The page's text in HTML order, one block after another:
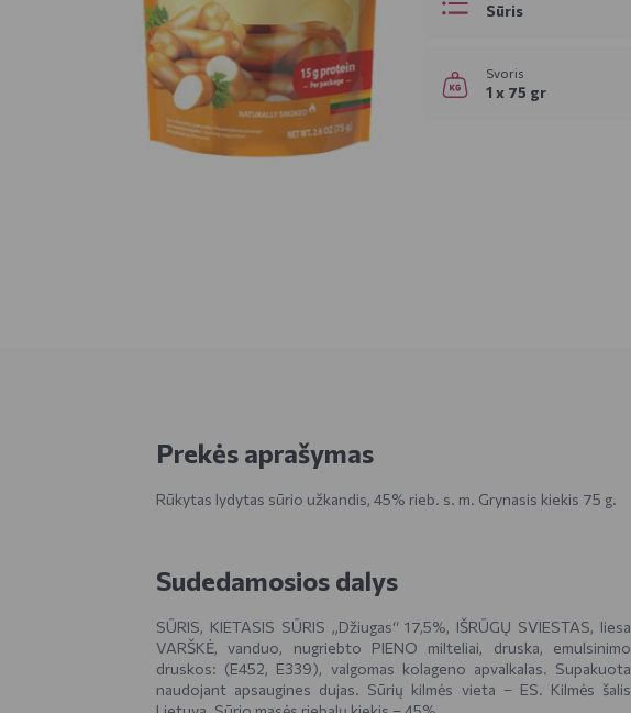
Sūris
Svoris
1 x 75 gr
Prekės aprašymas
Rūkytas lydytas sūrio užkandis, 45% rieb. s. m. Grynasis kiekis 75 g.
Sudedamosios dalys
SŪRIS, KIETASIS SŪRIS „Džiugas“ 17,5%, IŠRŪGŲ SVIESTAS, liesa
VARŠKĖ, vanduo, nugriebto PIENO milteliai, druska, emulsinimo
druskos: (E452, E339), valgomas kolageno apvalkalas. Supakuota
naudojant apsaugines dujas. Sūrių kilmės vieta – ES. Kilmės šalis